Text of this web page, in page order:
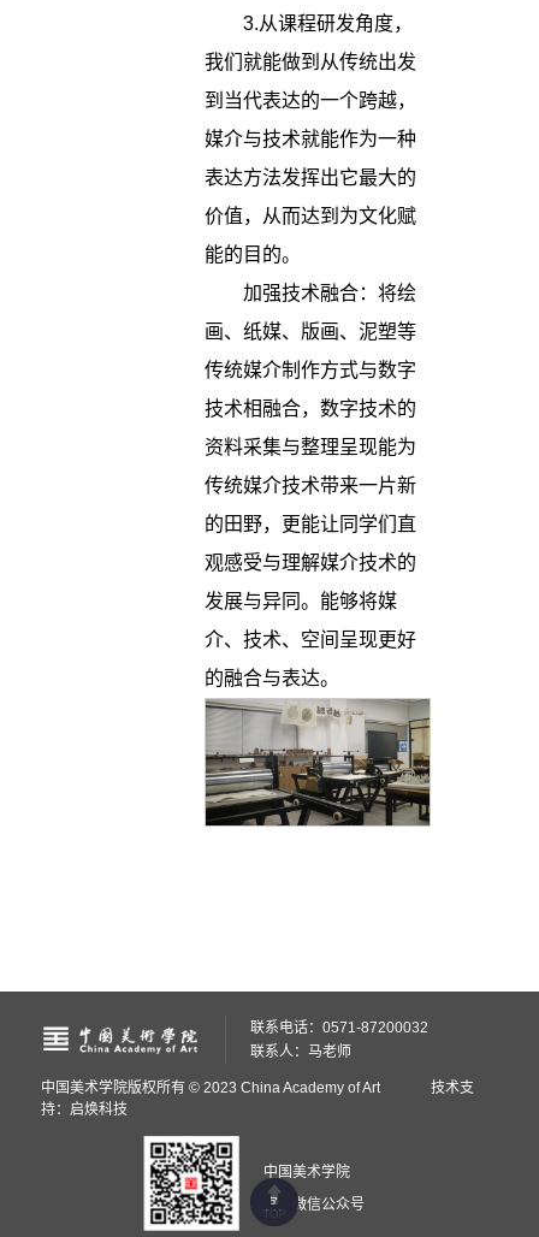
3.从课程研发角度，
我们就能做到从传统出发
到当代表达的一个跨越，
媒介与技术就能作为一种
表达方法发挥出它最大的
价值，从而达到为文化赋
能的目的。
加强技术融合：将绘
画、纸媒、版画、泥塑等
传统媒介制作方式与数字
技术相融合，数字技术的
资料采集与整理呈现能为
传统媒介技术带来一片新
的田野，更能让同学们直
观感受与理解媒介技术的
发展与异同。能够将媒
介、技术、空间呈现更好
的融合与表达。
联系电话：0571-87200032
联系人：马老师
中国美术学院版权所有 © 2023 China Academy of Art
技术支
持：启焕科技
中国美术学院
官方微信公众号